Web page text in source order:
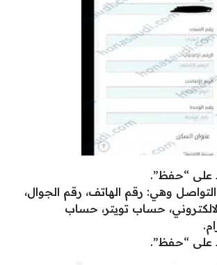
على “حفظ”.
التواصل وهي: رقم الهاتف، رقم الجوال،
الالكتروني، حساب تويتر، حساب
على “حفظ”.